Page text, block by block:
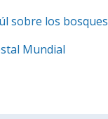
sobre los bosques
Mundial